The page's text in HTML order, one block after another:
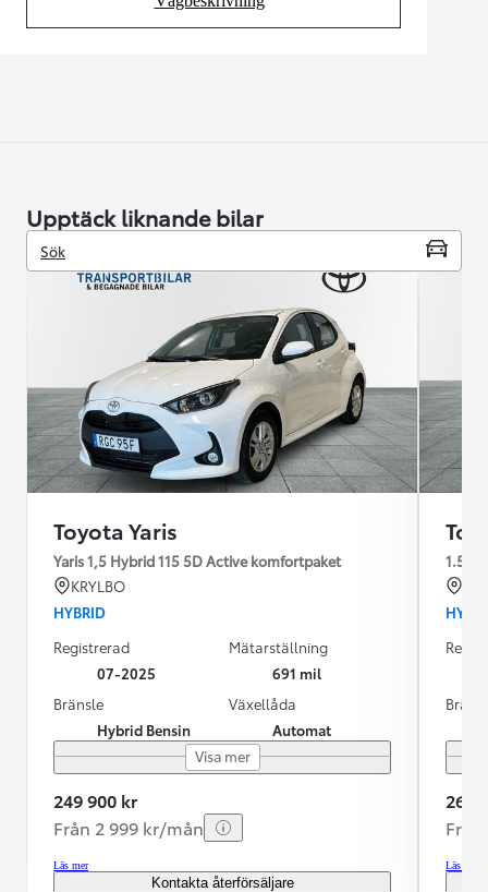
(Opens in new tab)
Upptäck liknande bilar
Sök
Toyota Yaris
Yaris 1,5 Hybrid 115 5D Active komfortpaket
KRYLBO
HYBRID
Registrerad
07-2025
Mätarställning
691 mil
Bränsle
Hybrid Bensin
Växellåda
Automat
Visa mer
249 900 kr
Från 2 999 kr/mån
Läs mer
Kontakta återförsäljare
269
Läs mer